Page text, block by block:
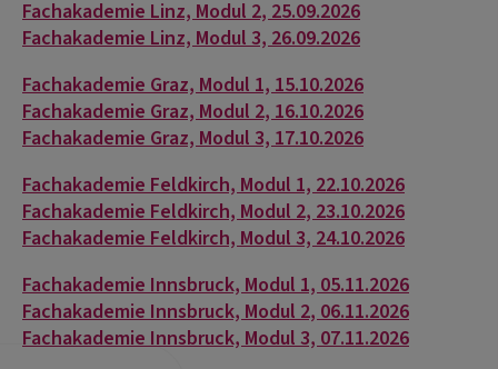
Fachakademie Linz, Modul 2, 25.09.2026
Fachakademie Linz, Modul 3, 26.09.2026
Fachakademie Graz, Modul 1, 15.10.2026
Fachakademie Graz, Modul 2, 16.10.2026
Fachakademie Graz, Modul 3, 17.10.2026
Fachakademie Feldkirch, Modul 1, 22.10.2026
Fachakademie Feldkirch, Modul 2, 23.10.2026
Fachakademie Feldkirch, Modul 3, 24.10.2026
Fachakademie Innsbruck, Modul 1, 05.11.2026
Fachakademie Innsbruck, Modul 2, 06.11.2026
Fachakademie Innsbruck, Modul 3, 07.11.2026